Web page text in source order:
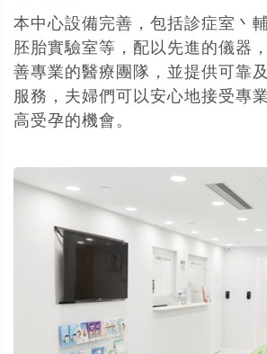
本中心設備完善，包括診症室丶
胚胎實驗室等，配以先進的儀器
善專業的醫療團隊，並提供可靠
服務，夫婦們可以安心地接受專
高受孕的機會。